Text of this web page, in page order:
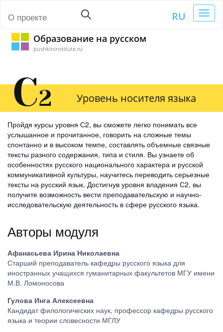
О проекте RU
Образование на русском
pushkininstitute.ru
C2 Уровень носителя языка
Пройдя курсы уровня С2, вы сможете легко понимать все
услышанное и прочитанное, говорить на сложные темы
спонтанно и в высоком темпе, составлять объемные связные
тексты разного содержания, типа и стиля. Вы узнаете об
особенностях русского национального характера и русской
коммуникативной культуры, научитесь переводить серьезные
тексты на русский язык. Достигнув уровня владения С2, вы
получите возможность вести преподавательскую и научно-
исследовательскую деятельность в сфере русского языка.
Авторы модуля
Афанасьева Ирина Николаевна
Старший преподаватель кафедры русского языка для
иностранных учащихся гуманитарных факультетов МГУ имени
М.В. Ломоносова
Гулова Инга Алексеевна
Кандидат филологических наук, профессор кафедры русского
языка и теории словесности МГЛУ